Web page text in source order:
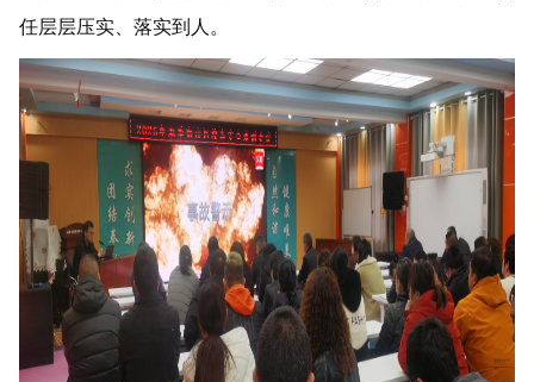
任层层压实、落实到人。